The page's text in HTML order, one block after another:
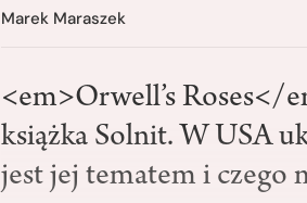
Marek Maraszek
<em>Orwell’s Roses</
książka Solnit. W USA
jest jej tematem i czego